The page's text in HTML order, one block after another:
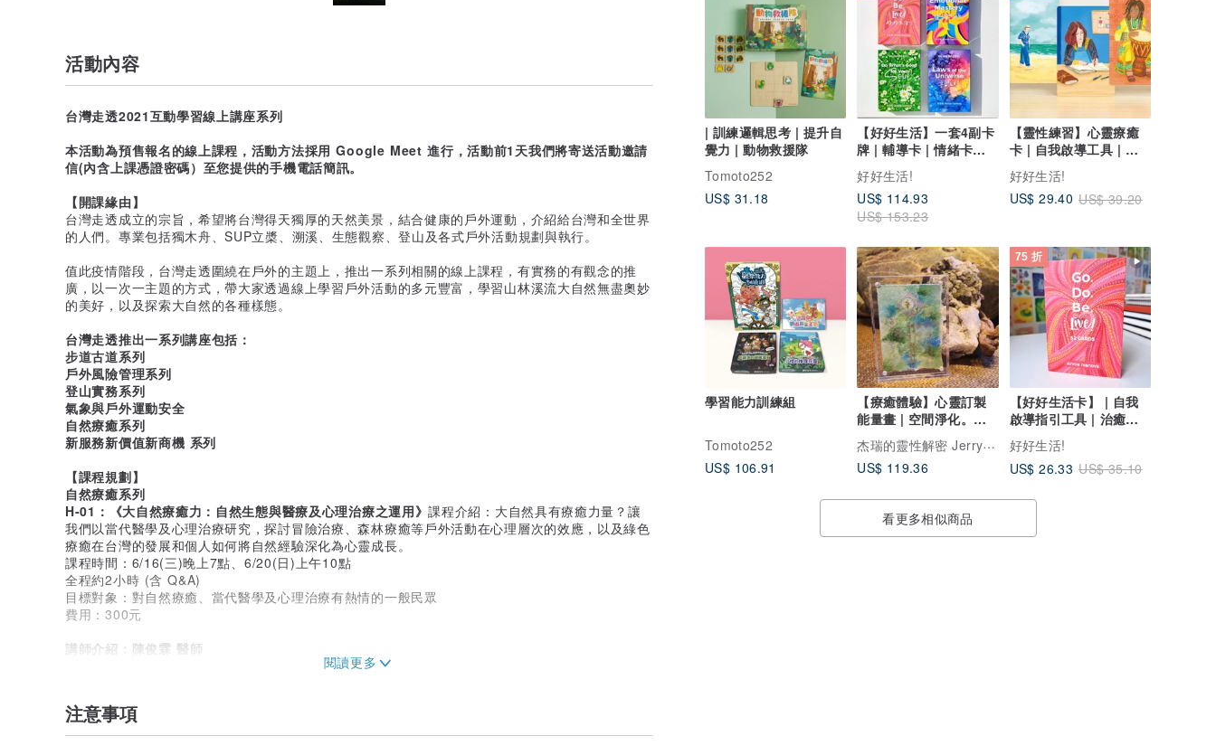
| 訓練邏輯思考 | 提升自
覺力 | 動物救援隊
Tomoto252
US$ 31.18
【好好生活】一套4副卡
牌 | 輔導卡 | 情緒卡牌 |
心靈療癒
好好生活!
US$ 114.93
US$ 153.23
【靈性練習】心靈療癒
卡 | 自我啟導工具 | 心
理諮商 | 手繪插畫
好好生活!
US$ 29.40 US$ 39.20
學習能力訓練組
Tomoto252
US$ 106.91
【療癒體驗】心靈訂製
能量畫 | 空間淨化。能
量調頻。靈魂訊息 |
杰瑞的靈性解密 Jerry Sanctus
US$ 119.36
75 折
【好好生活卡】 | 自我
啟導指引工具 | 治癒系
禮物 | 心理諮商工
好好生活!
US$ 26.33 US$ 35.10
看更多相似商品
活動內容
台灣走透2021互動學習線上講座系列
本活動為預售報名的線上課程，活動方法採用 Google Meet 進行，活動前1天我們將寄送活動邀請
信(內含上課憑證密碼）至您提供的手機電話簡訊。
【開課緣由】
台灣走透成立的宗旨，希望將台灣得天獨厚的天然美景，結合健康的戶外運動，介紹給台灣和全世界
的人們。專業包括獨木舟、SUP立槳、溯溪、生態觀察、登山及各式戶外活動規劃與執行。
值此疫情階段，台灣走透圍繞在戶外的主題上，推出一系列相關的線上課程，有實務的有觀念的推
廣，以一次一主題的方式，帶大家透過線上學習戶外活動的多元豐富，學習山林溪流大自然無盡奧妙
的美好，以及探索大自然的各種樣態。
台灣走透推出一系列講座包括：
步道古道系列
戶外風險管理系列
登山實務系列
氣象與戶外運動安全
自然療癒系列
新服務新價值新商機 系列
【課程規劃】
自然療癒系列
H-01：《大自然療癒力：自然生態與醫療及心理治療之運用》課程介紹：大自然具有療癒力量？讓
我們以當代醫學及心理治療研究，探討冒險治療、森林療癒等戶外活動在心理層次的效應，以及綠色
療癒在台灣的發展和個人如何將自然經驗深化為心靈成長。
課程時間：6/16(三)晚上7點、6/20(日)上午10點
全程約2小時 (含 Q&A)
目標對象：對自然療癒、當代醫學及心理治療有熱情的一般民眾
費用：300元
講師介紹：陳俊霖 醫師
森林療癒等領域的學習與發展。
期待透過綠色療癒模式的推動，讓人類的健康與環境的健康得以相輔相成。
注意事項